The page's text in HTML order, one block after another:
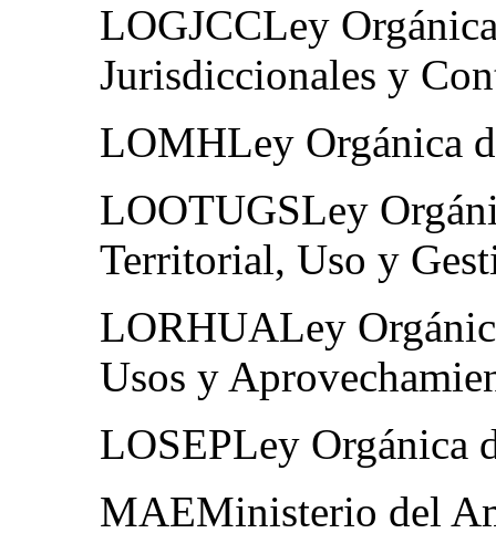
LOGJCCLey
Jurisdiccionales y
LOMHLey Orgánica
LOOTUGSLey
Territorial, Uso y
LORHUALey
Usos y
LOSEPLey Orgánica
MAEMinisterio del